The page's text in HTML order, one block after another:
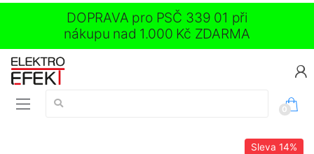
DOPRAVA pro PSČ 339 01 při
nákupu nad 1.000 Kč ZDARMA
Vyhledávání:
0
Sleva 14%